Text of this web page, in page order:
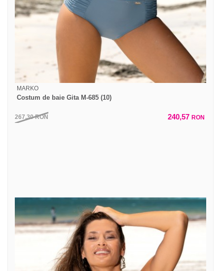
MARKO
Costum de baie Gita M-685 (10)
267,30RON 240,57 RON